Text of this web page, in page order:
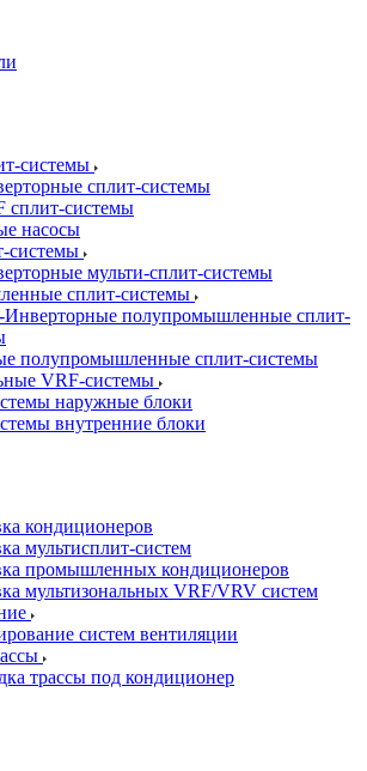
системы
сплит-системы
сплит-системы
насосы
системы
мульти-сплит-системы
сплит-системы
полупромышленные сплит-
полупромышленные сплит-системы
VRF-системы
наружные блоки
внутренние блоки
кондиционеров
мультисплит-систем
промышленных кондиционеров
мультизональных VRF/VRV систем
систем вентиляции
трассы под кондиционер